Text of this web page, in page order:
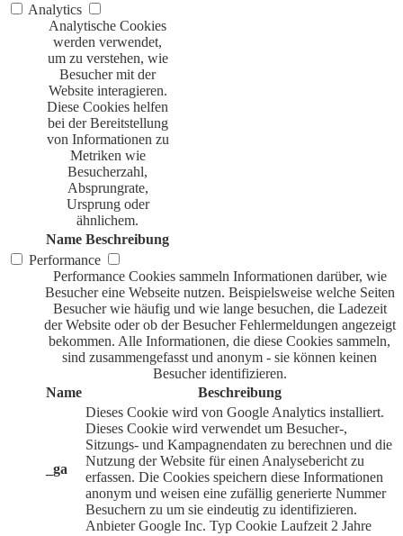
Analytics
Analytische Cookies
werden verwendet,
um zu verstehen, wie
Besucher mit der
Website interagieren.
Diese Cookies helfen
bei der Bereitstellung
von Informationen zu
Metriken wie
Besucherzahl,
Absprungrate,
Ursprung oder
ähnlichem.
Name Beschreibung
Performance
Performance Cookies sammeln Informationen darüber, wie
Besucher eine Webseite nutzen. Beispielsweise welche Seiten
Besucher wie häufig und wie lange besuchen, die Ladezeit
der Website oder ob der Besucher Fehlermeldungen angezeigt
bekommen. Alle Informationen, die diese Cookies sammeln,
sind zusammengefasst und anonym - sie können keinen
Besucher identifizieren.
Name
Beschreibung
_ga
Dieses Cookie wird von Google Analytics installiert.
Dieses Cookie wird verwendet um Besucher-,
Sitzungs- und Kampagnendaten zu berechnen und die
Nutzung der Website für einen Analysebericht zu
erfassen. Die Cookies speichern diese Informationen
anonym und weisen eine zufällig generierte Nummer
Besuchern zu um sie eindeutig zu identifizieren.
Anbieter Google Inc. Typ Cookie Laufzeit 2 Jahre